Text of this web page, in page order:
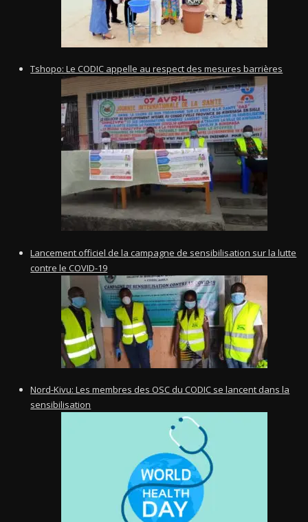
Tshopo: Le CODIC appelle au respect des mesures barrières
Lancement officiel de la campagne de sensibilisation sur la lutte
contre le COVID-19
Nord-Kivu: Les membres des OSC du CODIC se lancent dans la
sensibilisation